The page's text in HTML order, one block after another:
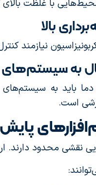
با غلظت بالای
بالا
نیازمند
به سیستم‌های
است.
نقشی محدود